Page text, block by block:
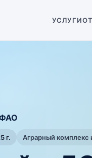
УСЛУГИ
г. Аграрный комплекс